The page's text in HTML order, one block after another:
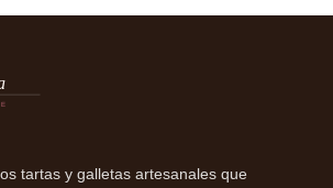
tartas y galletas artesanales que